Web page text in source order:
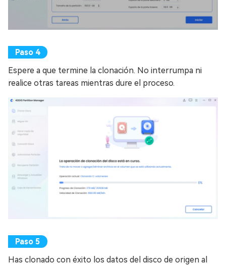
Espere a que termine la clonación. No interrumpa ni
realice otras tareas mientras dure el proceso.
Has clonado con éxito los datos del disco de origen al